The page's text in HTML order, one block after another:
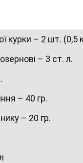
курки – 2 шт. (0,5
– 3 ст. л.
– 40 гр.
– 20 гр.